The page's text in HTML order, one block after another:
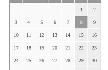
1 2
3 4 5 6 7 8 9
10 11 12 13 14 15 16
17 18 19 20 21 22 23
24 25 26 27 28 29 30